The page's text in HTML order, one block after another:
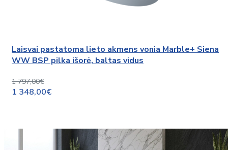
Laisvai pastatoma lieto akmens vonia Marble+ Siena
WW BSP pilka išorė, baltas vidus
1 797,00€
1 348,00€